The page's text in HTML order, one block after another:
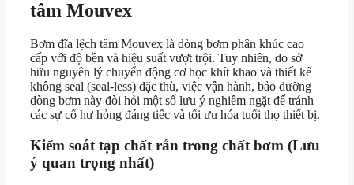
tâm Mouvex
Bơm đĩa lệch tâm Mouvex là dòng bơm phân khúc cao
cấp với độ bền và hiệu suất vượt trội. Tuy nhiên, do sở
hữu nguyên lý chuyển động cơ học khít khao và thiết kế
không seal (seal-less) đặc thù, việc vận hành, bảo dưỡng
dòng bơm này đòi hỏi một số lưu ý nghiêm ngặt để tránh
các sự cố hư hỏng đáng tiếc và tối ưu hóa tuổi thọ thiết bị.
Kiểm soát tạp chất rắn trong chất bơm (Lưu
ý quan trọng nhất)